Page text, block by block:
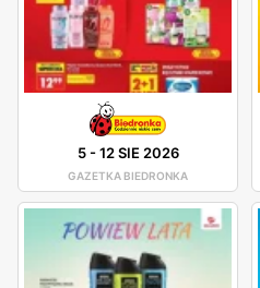
5-12 SIE 2026
GAZETKA BIEDRONKA